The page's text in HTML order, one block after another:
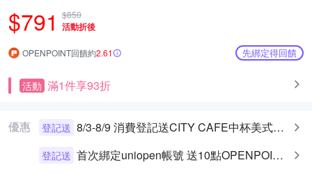
$791 $850
活動折後
OPENPOINT回饋約2.61 先綁定得回饋
活動 滿1件享93折
優惠 登記送 8/3-8/9 消費登記送CITY CAFE中杯美式乙杯
登記送 首次綁定uniopen帳號 送10點OPENPOINT+統一布丁一個